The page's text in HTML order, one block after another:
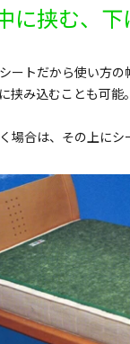
に挟む、
ートだから使い方
挟み込むことも可
場合は、その上にシ